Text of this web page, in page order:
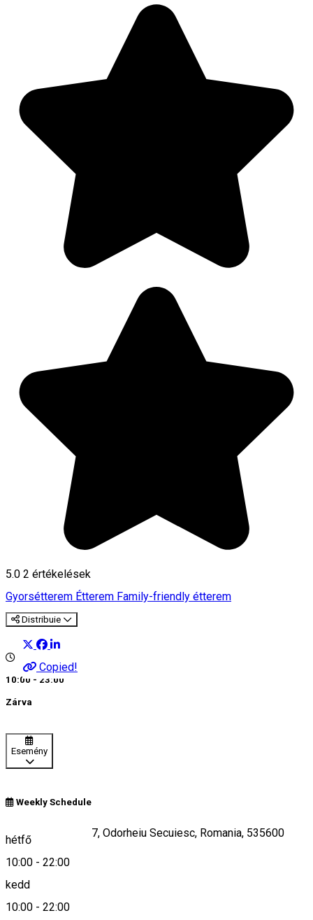
5.0 2 értékelések
Gyorsétterem Étterem Family-friendly étterem
Distribuie
Copied!
10:00 - 23:00
Zárva
Esemény
Weekly Schedule
hétfő
10:00 - 22:00
kedd
10:00 - 22:00
Str. Beclean nr. 147, Odorheiu Secuiesc, Romania, 535600
Keresd térképen